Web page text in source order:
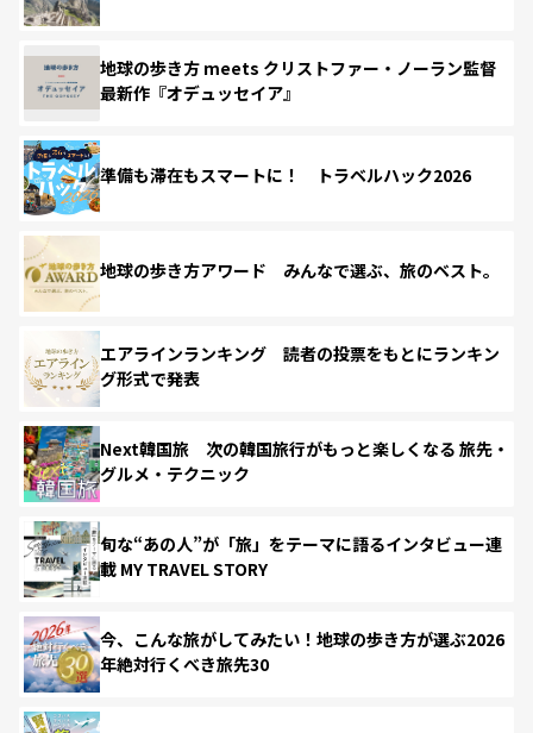
地球の歩き方 meets クリストファー・ノーラン監督
最新作『オデュッセイア』
準備も滞在もスマートに！ トラベルハック2026
地球の歩き方アワード みんなで選ぶ、旅のベスト。
エアラインランキング 読者の投票をもとにランキン
グ形式で発表
Next韓国旅 次の韓国旅行がもっと楽しくなる 旅先・
グルメ・テクニック
旬な“あの人”が「旅」をテーマに語るインタビュー連
載 MY TRAVEL STORY
今、こんな旅がしてみたい！地球の歩き方が選ぶ2026
年絶対行くべき旅先30